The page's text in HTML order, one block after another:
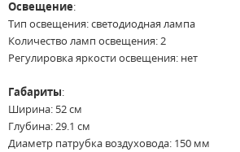
Освещение:
Тип освещения: светодиодная лампа
Количество ламп освещения: 2
Регулировка яркости освещения: нет
Габариты:
Ширина: 52 см
Глубина: 29.1 см
Диаметр патрубка воздуховода: 150 мм